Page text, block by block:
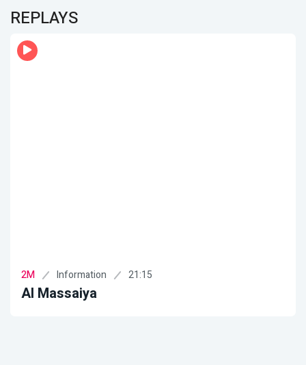
REPLAYS
2M Information 21:15
Al Massaiya